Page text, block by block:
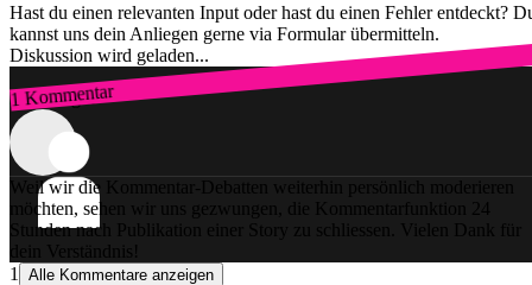
Hast du einen relevanten Input oder hast du einen Fehler entdeckt?
kannst uns dein Anliegen gerne via Formular übermitteln.
Diskussion wird geladen...
1 Kommentar
Zum Login
Weil wir die Kommentar-Debatten weiterhin persönlich moderieren
möchten, sehen wir uns gezwungen, die Kommentarfunktion 24
Stunden nach Publikation einer Story zu schliessen. Vielen Dank für
dein Verständnis!
1
Alle Kommentare anzeigen